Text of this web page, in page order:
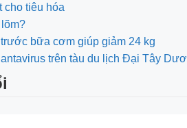
cho tiêu hóa
bữa cơm giúp giảm 24 kg
trên tàu du lịch Đại Tây